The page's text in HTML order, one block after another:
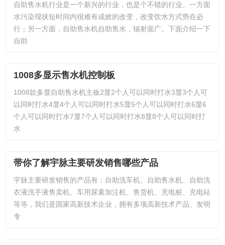
自助售水机行业是一个新兴的行业，也是个不错的行业。一方面
水污染现状短时间内很难有成效的改变，改变饮水方式势在必
行；另一方面，自助售水机自助售水，辐射面广。下面介绍一下
自助
1008多显示售水机控制板
1008款多显自助售水机主板2显2个人可以同时打水3显3个人可
以同时打水4显4个人可以同时打水5显5个人可以同时打水6显6
个人可以同时打水7显7个人可以同时打水8显8个人可以同时打
水
带你了解宇脉主要研发销售哪些产品
宇脉主要研发销售的产品有：自助洗车机、自助售水机、自助洗
衣液洗手液售卖机、车用尿素加注机、售货机、充电桩、充电站
等等，我们是国家高新技术企业，拥有多项高新技术产品、发明
专